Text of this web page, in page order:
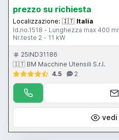
prezzo su richiesta
Localizzazione: 🇮🇹 Italia
Id.no.1518 - Lunghezza max 400
Nr.teste 2 - 11 kW
25IND31186
🇮🇹 BM Macchine Utensili S.r.l.
4.5
2
vedi